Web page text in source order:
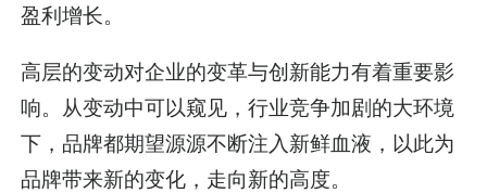
盈利增长。
高层的变动对企业的变革与创新能力有着重要影
响。从变动中可以窥见，行业竞争加剧的大环境
下，品牌都期望源源不断注入新鲜血液，以此为
品牌带来新的变化，走向新的高度。